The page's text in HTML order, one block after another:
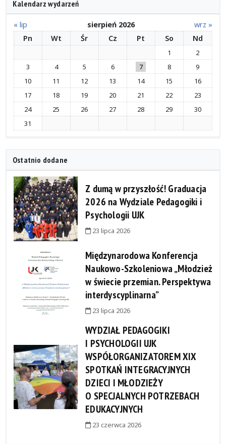
Kalendarz wydarzeń
« lip sierpień 2026
wrz »
Pn
Wt Śr Cz Pt So Nd
1
2
3
4 5 6 7 8
9
10
11 12 13 14 15
16
17
18 19 20 21 22
23
24
25 26 27 28 29
30
31
Ostatnio dodane
Z dumą w przyszłość! Graduacja
2026 na Wydziale Pedagogiki i
Psychologii UJK
23 lipca 2026
Międzynarodowa Konferencja
Naukowo-Szkoleniowa „Młodzież
w świecie przemian. Perspektywa
interdyscyplinarna”
23 lipca 2026
WYDZIAŁ PEDAGOGIKI
I PSYCHOLOGII UJK
WSPÓŁORGANIZATOREM XIX
SPOTKAŃ INTEGRACYJNYCH
DZIECI I MŁODZIEŻY
O SPECJALNYCH POTRZEBACH
EDUKACYJNYCH
23 czerwca 2026